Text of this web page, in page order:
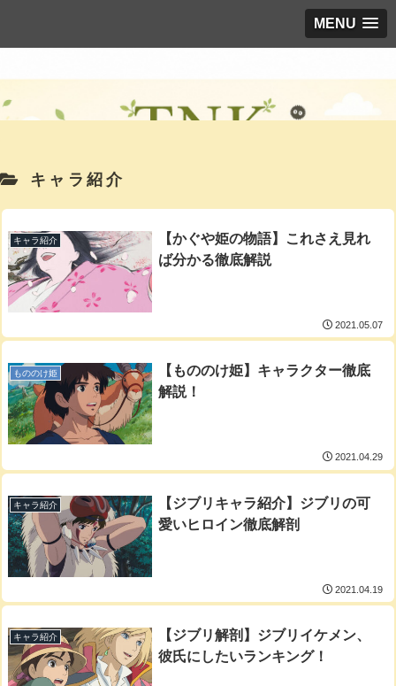
MENU
キャラ紹介
キャラ紹介
【かぐや姫の物語】これさえ見れ
ば分かる徹底解説
2021.05.07
もののけ姫
【もののけ姫】キャラクター徹底
解説！
2021.04.29
キャラ紹介
【ジブリキャラ紹介】ジブリの可
愛いヒロイン徹底解剖
2021.04.19
キャラ紹介
【ジブリ解剖】ジブリイケメン、
彼氏にしたいランキング！